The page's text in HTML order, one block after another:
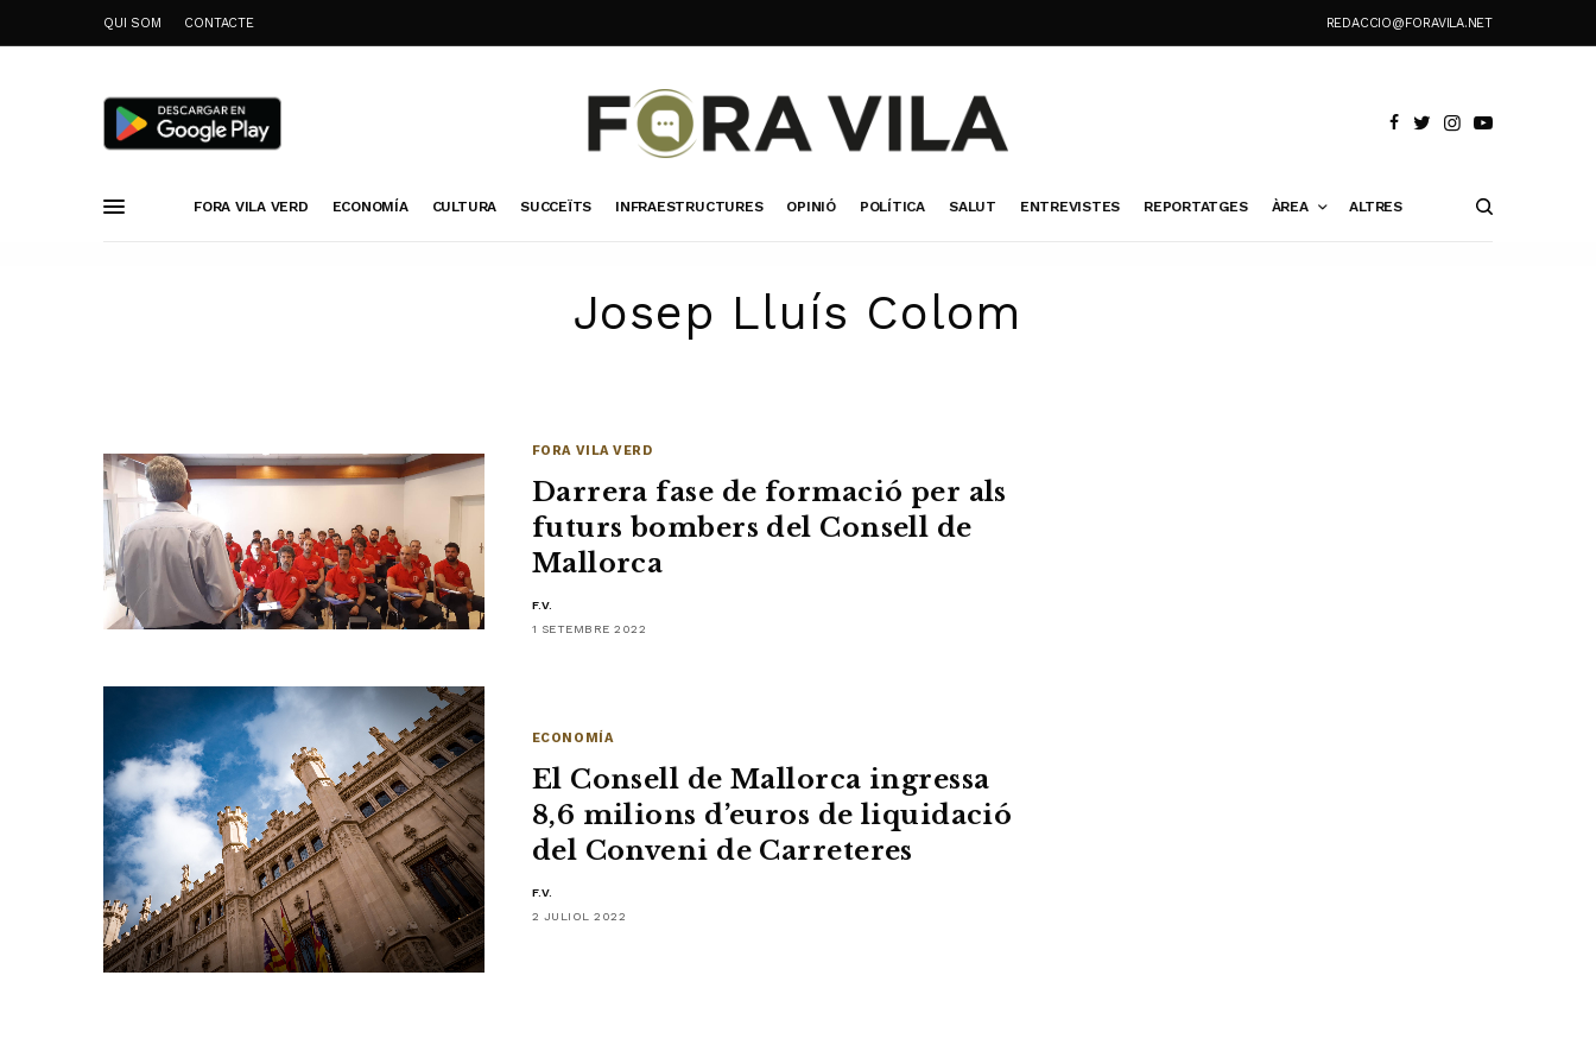
QUI SOM CONTACTE REDACCIO@FORAVILA.NET
FORA VILA VERD ECONOMÍA CULTURA SUCCEÏTS INFRAESTRUCTURES OPINIÓ POLÍTICA SALUT ENTREVISTES REPORTATGES ÀREA ALTRES
Josep Lluís Colom
FORA VILA VERD
Darrera fase de formació per als
futurs bombers del Consell de
Mallorca
F.V.
1 SETEMBRE 2022
ECONOMÍA
El Consell de Mallorca ingressa
8,6 milions d’euros de liquidació
del Conveni de Carreteres
F.V.
2 JULIOL 2022